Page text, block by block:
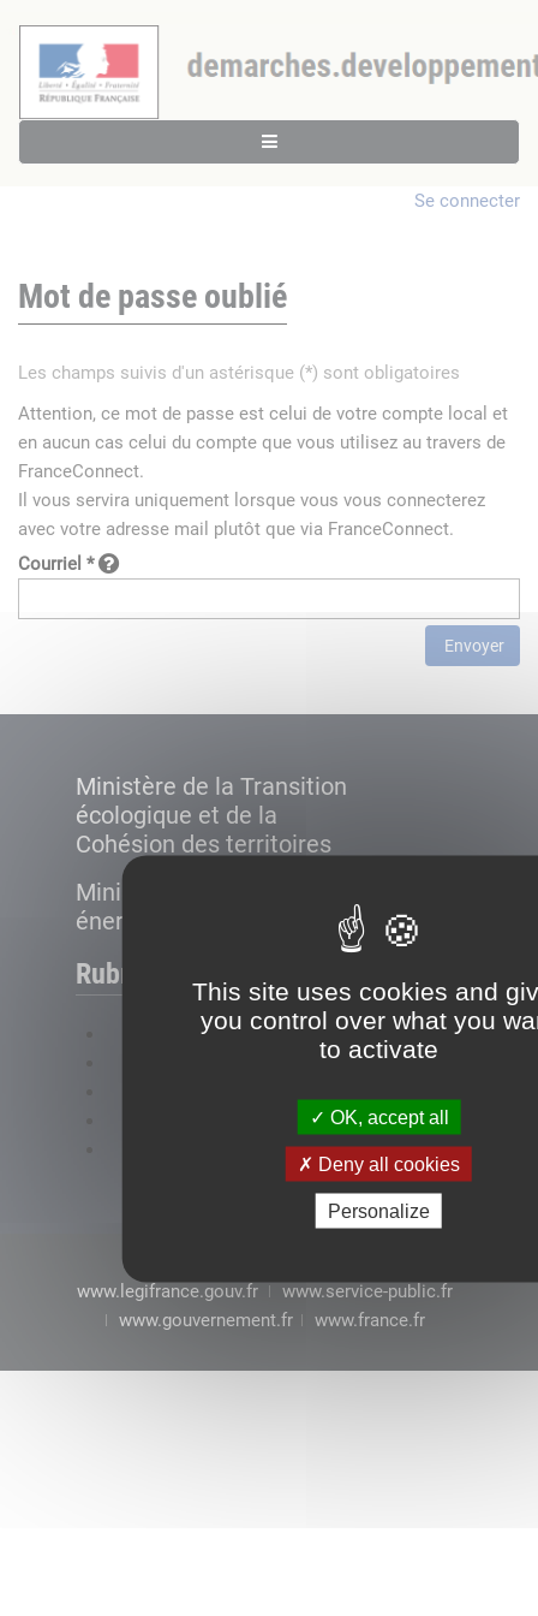
This site uses cookies and
you control over what you
to activate
OK, accept all
Deny all cookies
Personalize
Se connecter
Mot de passe oublié
Les champs suivis d'un astérisque (*) sont obligatoires
Attention, ce mot de passe est celui de votre compte local et
en aucun cas celui du compte que vous utilisez au travers de
FranceConnect.
Il vous servira uniquement lorsque vous vous connecterez
avec votre adresse mail plutôt que via FranceConnect.
Courriel *
Envoyer
Ministère de la Transition
écologique et de la
Cohésion des territoires
Ministère de la Transition
énergétique
Rubriques
www.legifrance.gouv.fr
www.service-public.fr
www.gouvernement.fr
www.france.fr